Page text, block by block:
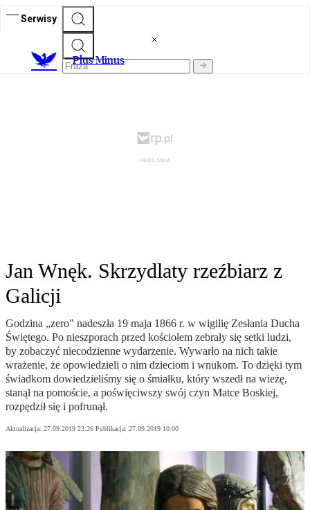
Serwisy
Plus Minus
Jan Wnęk. Skrzydlaty rzeźbiarz z
Galicji
Godzina „zero" nadeszła 19 maja 1866 r. w wigilię Zesłania Ducha
Świętego. Po nieszporach przed kościołem zebrały się setki ludzi,
by zobaczyć niecodzienne wydarzenie. Wywarło na nich takie
wrażenie, że opowiedzieli o nim dzieciom i wnukom. To dzięki tym
świadkom dowiedzieliśmy się o śmiałku, który wszedł na wieżę,
stanął na pomoście, a poświęciwszy swój czyn Matce Boskiej,
rozpędził się i pofrunął.
Aktualizacja: 27.09.2019 23:26 Publikacja: 27.09.2019 10:00